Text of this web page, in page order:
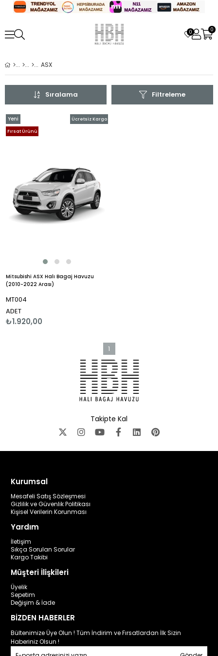
0 0
ASX
Filtreleme
Sıralama
Mitsubishi ASX Halı Bagaj Havuzu
(2010-2022 Arası)
MT004
ADET
₺1.920,00
Ücretsiz Kargo
Yeni
Ürün
Fırsat Ürünü
1
Takipte Kal
Kurumsal
Mesafeli Satış Sözleşmesi
Gizlilik ve Güvenlik Politikası
Kişisel Verilerin Korunması
Yardım
İletişim
Sıkça Sorulan Sorular
Kargo Takibi
Müşteri İlişkileri
Üyelik
Sepetim
Değişim & İade
BİZDEN HABERLER
Bültenimize Üye Olun ! Tüm İndirim ve Fırsatlardan İlk Sizin
Haberiniz Olsun !